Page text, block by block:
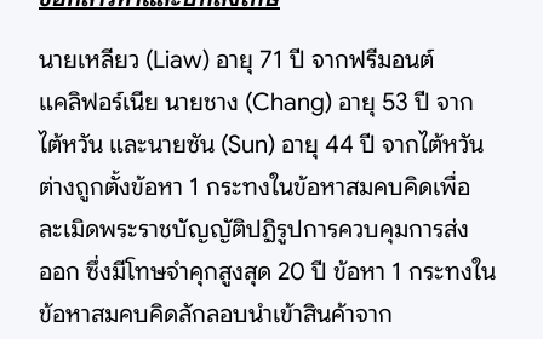
นายเหลียว (Liaw) อายุ 71 ปี จากฟรีมอนต์
แคลิฟอร์เนีย นายชาง (Chang) อายุ 53 ปี จาก
ไต้หวัน และนายซัน (Sun) อายุ 44 ปี จากไต้หวัน
ต่างถูกตั้งข้อหา 1 กระทงในข้อหาสมคบคิดเพื่อ
ละเมิดพระราชบัญญัติปฏิรูปการควบคุมการส่ง
ออก ซึ่งมีโทษจำคุกสูงสุด 20 ปี ข้อหา 1 กระทงใน
ข้อหาสมคบคิดลักลอบนำเข้าสินค้าจาก